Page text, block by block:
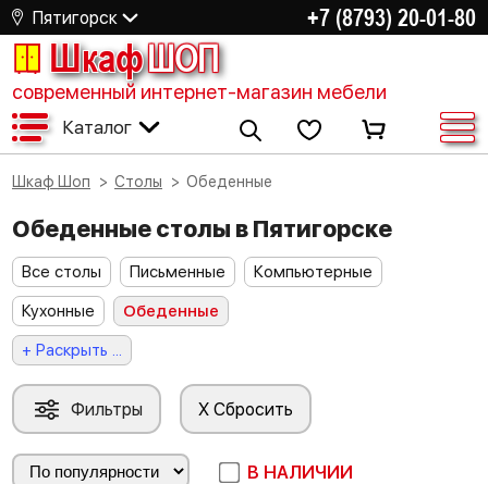
Пятигорск +7 (8793) 20-01-80
ШкафШОП
современный интернет-магазин мебели
Каталог
Шкаф Шоп Столы Обеденные
Обеденные столы в Пятигорске
Все столы Письменные
Компьютерные
Кухонные
Обеденные
+ Раскрыть ...
Фильтры X Сбросить
В НАЛИЧИИ